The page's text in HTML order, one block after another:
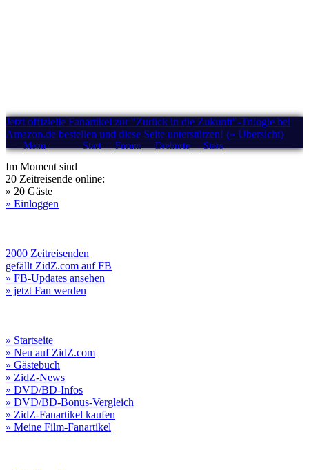
Jetzt offizielle Fanartikel zur "Zurück in die Zukunft"-Trilogie bei
Amazon.de bestellen und diese Seite unterstützen! (» Übersicht)
Menü Start Forum Drehorte Stars
Im Moment sind
20 Zeitreisende online:
» 20 Gäste
» Einloggen
2000 Zeitreisenden
gefällt ZidZ.com auf FB
» FB-Updates ansehen
» jetzt Fan werden
» Startseite
» Neu auf ZidZ.com
» Gästebuch
» ZidZ-News
» DVD/BD-Infos
» DVD/BD-Bonus-Vergleich
» ZidZ-Fanartikel kaufen
» Meine Film-Fanartikel